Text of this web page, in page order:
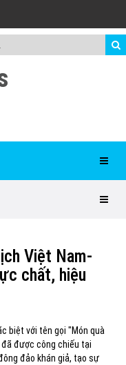
Việt Nam-
chất, hiệu
biệt với tên gọi "Món quà
được công chiếu tại
đảo khán giả, tạo sự